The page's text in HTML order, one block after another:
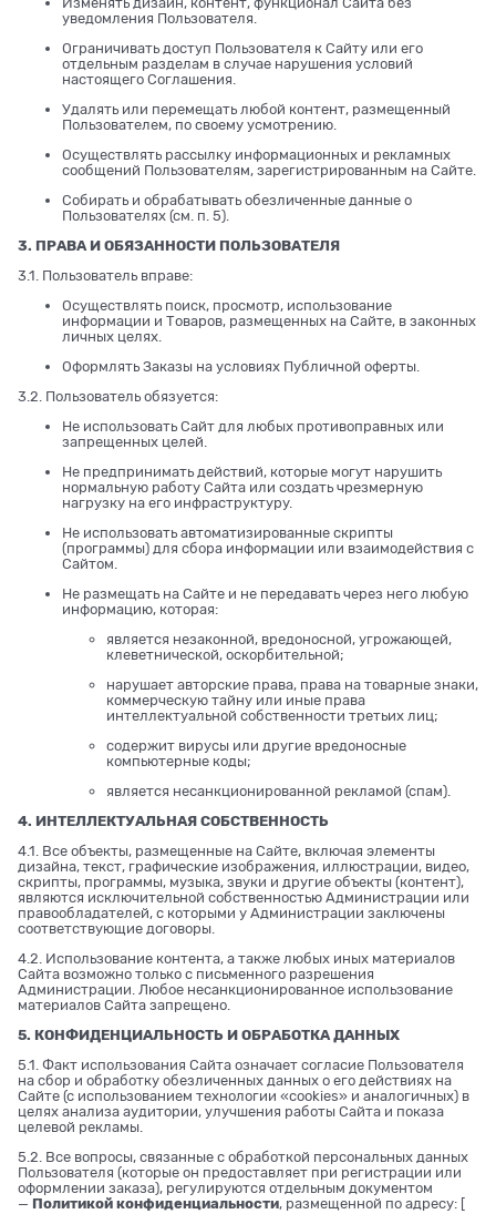
уведомления Пользователя.
Ограничивать доступ Пользователя к Сайту или его
отдельным разделам в случае нарушения условий
настоящего Соглашения.
Удалять или перемещать любой контент, размещенный
Пользователем, по своему усмотрению.
Осуществлять рассылку информационных и рекламных
сообщений Пользователям, зарегистрированным на Сайте.
Собирать и обрабатывать обезличенные данные о
Пользователях (см. п. 5).
3. ПРАВА И ОБЯЗАННОСТИ ПОЛЬЗОВАТЕЛЯ
3.1. Пользователь вправе:
Осуществлять поиск, просмотр, использование
информации и Товаров, размещенных на Сайте, в законных
личных целях.
Оформлять Заказы на условиях Публичной оферты.
3.2. Пользователь обязуется:
Не использовать Сайт для любых противоправных или
запрещенных целей.
Не предпринимать действий, которые могут нарушить
нормальную работу Сайта или создать чрезмерную
нагрузку на его инфраструктуру.
Не использовать автоматизированные скрипты
(программы) для сбора информации или взаимодействия с
Сайтом.
Не размещать на Сайте и не передавать через него любую
информацию, которая:
является незаконной, вредоносной, угрожающей,
клеветнической, оскорбительной;
нарушает авторские права, права на товарные знаки,
коммерческую тайну или иные права
интеллектуальной собственности третьих лиц;
содержит вирусы или другие вредоносные
компьютерные коды;
является несанкционированной рекламой (спам).
4. ИНТЕЛЛЕКТУАЛЬНАЯ СОБСТВЕННОСТЬ
4.1. Все объекты, размещенные на Сайте, включая элементы
дизайна, текст, графические изображения, иллюстрации, видео,
скрипты, программы, музыка, звуки и другие объекты (контент),
являются исключительной собственностью Администрации или
правообладателей, с которыми у Администрации заключены
соответствующие договоры.
4.2. Использование контента, а также любых иных материалов
Сайта возможно только с письменного разрешения
Администрации. Любое несанкционированное использование
материалов Сайта запрещено.
5. КОНФИДЕНЦИАЛЬНОСТЬ И ОБРАБОТКА ДАННЫХ
5.1. Факт использования Сайта означает согласие Пользователя
на сбор и обработку обезличенных данных о его действиях на
Сайте (с использованием технологии «cookies» и аналогичных) в
целях анализа аудитории, улучшения работы Сайта и показа
целевой рекламы.
5.2. Все вопросы, связанные с обработкой персональных данных
Пользователя (которые он предоставляет при регистрации или
оформлении заказа), регулируются отдельным документом
— Политикой конфиденциальности, размещенной по адресу: [